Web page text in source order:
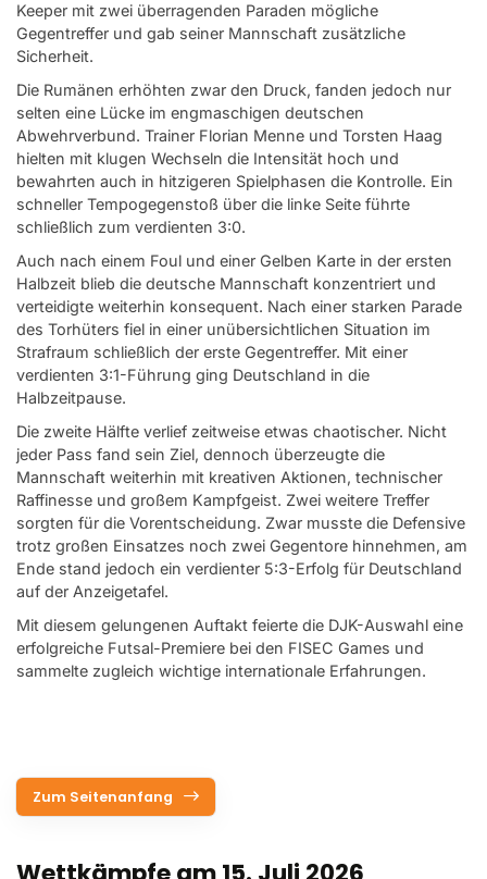
Keeper mit zwei überragenden Paraden mögliche
Gegentreffer und gab seiner Mannschaft zusätzliche
Sicherheit.
Die Rumänen erhöhten zwar den Druck, fanden jedoch nur
selten eine Lücke im engmaschigen deutschen
Abwehrverbund. Trainer Florian Menne und Torsten Haag
hielten mit klugen Wechseln die Intensität hoch und
bewahrten auch in hitzigeren Spielphasen die Kontrolle. Ein
schneller Tempogegenstoß über die linke Seite führte
schließlich zum verdienten 3:0.
Auch nach einem Foul und einer Gelben Karte in der ersten
Halbzeit blieb die deutsche Mannschaft konzentriert und
verteidigte weiterhin konsequent. Nach einer starken Parade
des Torhüters fiel in einer unübersichtlichen Situation im
Strafraum schließlich der erste Gegentreffer. Mit einer
verdienten 3:1-Führung ging Deutschland in die
Halbzeitpause.
Die zweite Hälfte verlief zeitweise etwas chaotischer. Nicht
jeder Pass fand sein Ziel, dennoch überzeugte die
Mannschaft weiterhin mit kreativen Aktionen, technischer
Raffinesse und großem Kampfgeist. Zwei weitere Treffer
sorgten für die Vorentscheidung. Zwar musste die Defensive
trotz großen Einsatzes noch zwei Gegentore hinnehmen, am
Ende stand jedoch ein verdienter 5:3-Erfolg für Deutschland
auf der Anzeigetafel.
Mit diesem gelungenen Auftakt feierte die DJK-Auswahl eine
erfolgreiche Futsal-Premiere bei den FISEC Games und
sammelte zugleich wichtige internationale Erfahrungen.
Zum Seitenanfang